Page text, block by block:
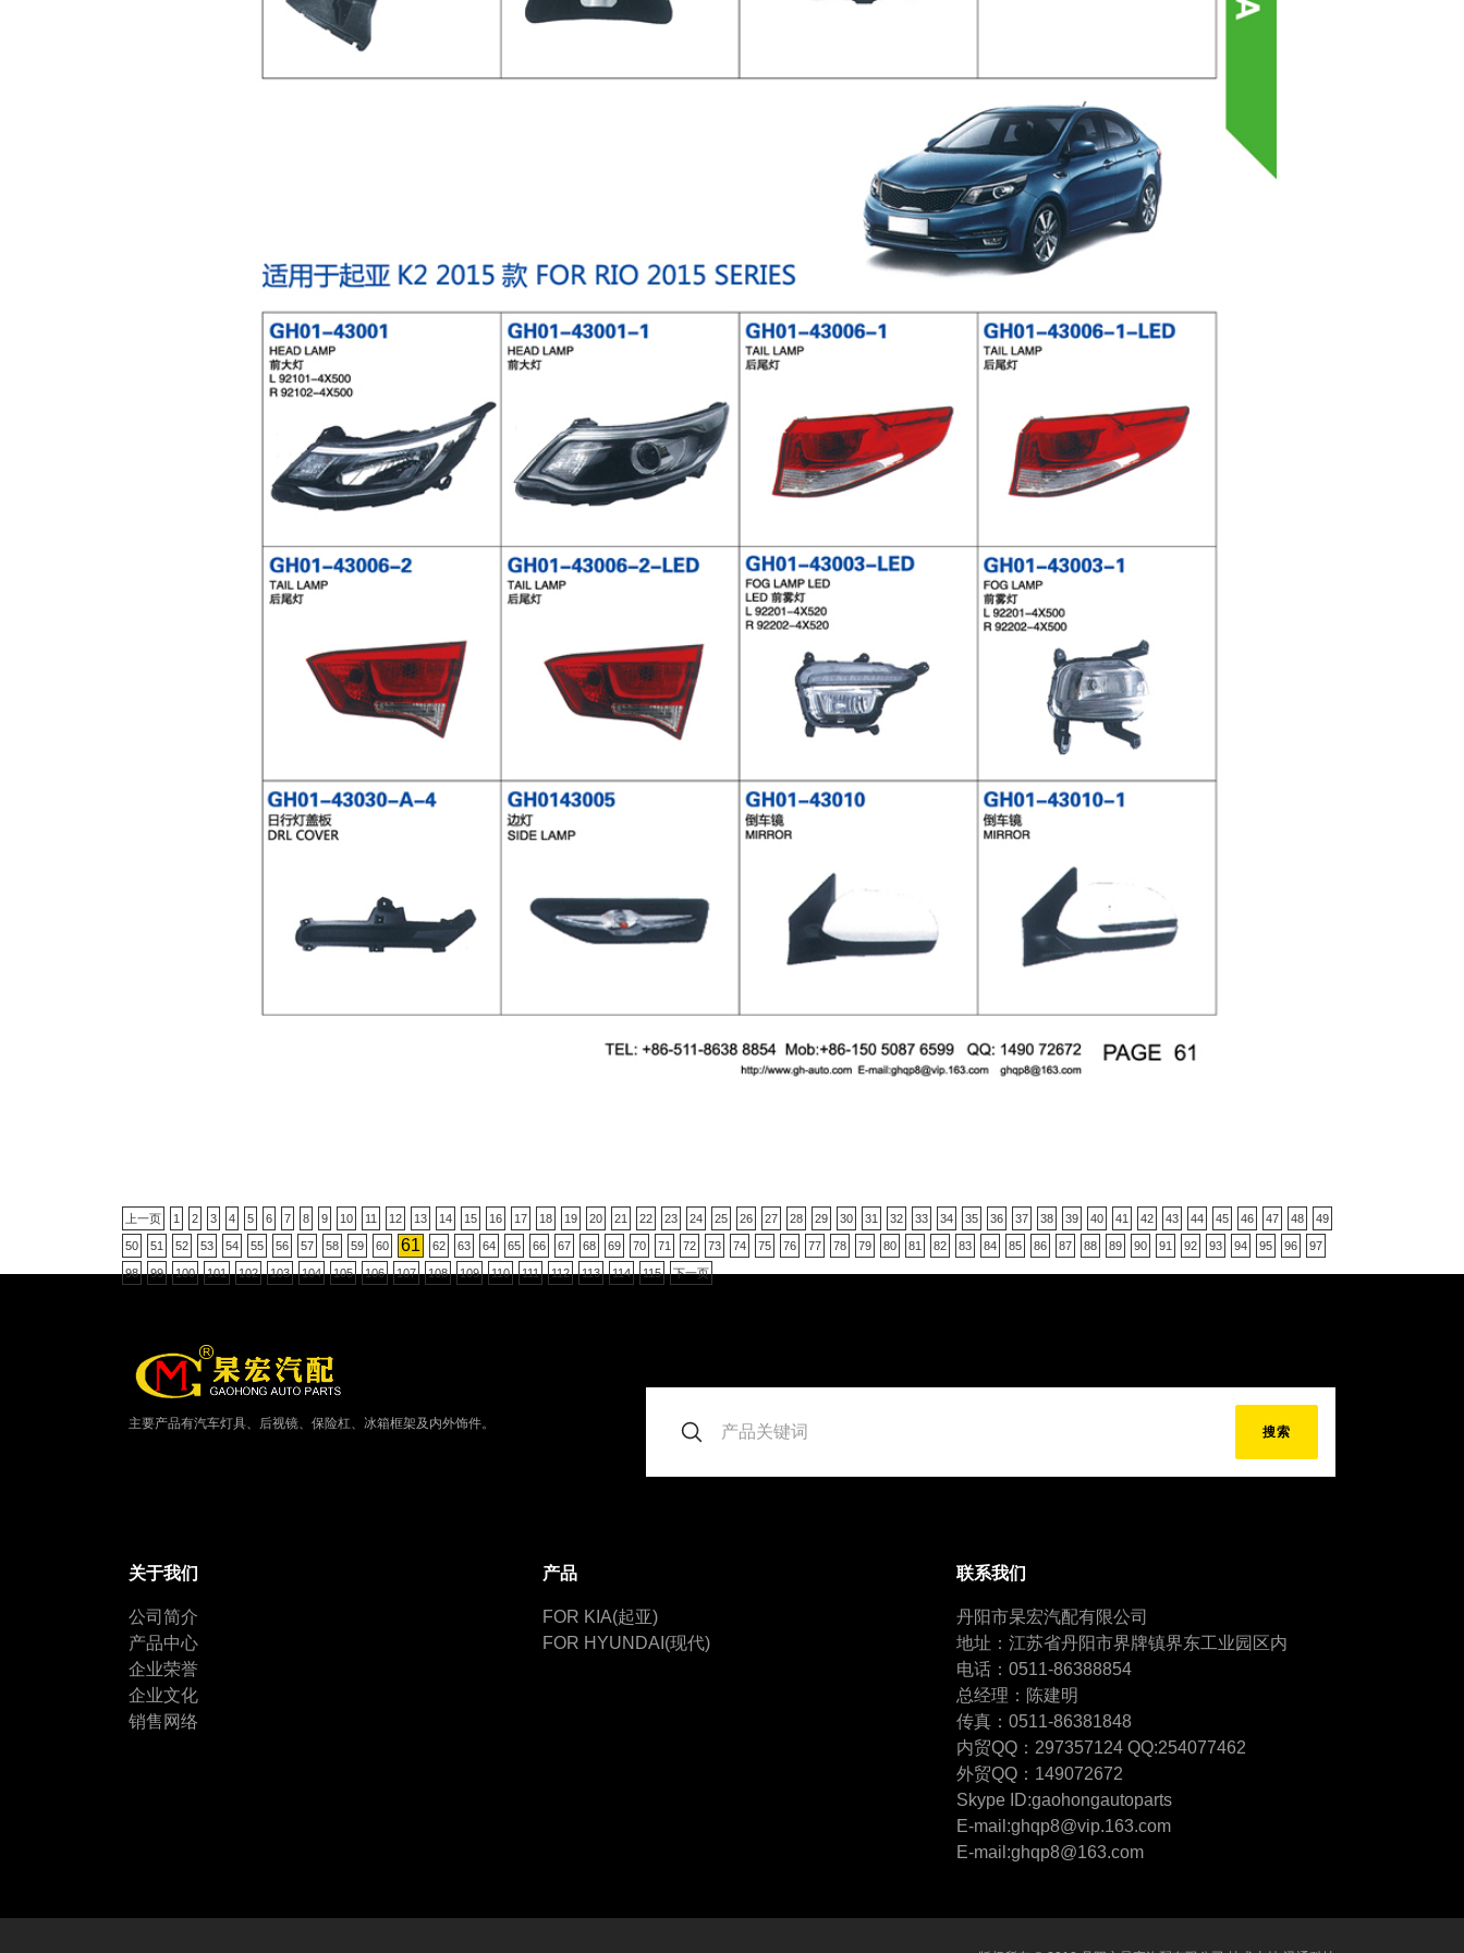
上一页 1 2 3 4 5 6 7 8 9 10 11 12 13 14 15 16 17 18 19 20 21 22 23 24 25 26 27 28 29 30 31 32 33 34 35 36 37 38 39 40 41 42 43 44 45 46 47 48 49
50 51 52 53 54 55 56 57 58 59 60 61 62 63 64 65 66 67 68 69 70 71 72 73 74 75 76 77 78 79 80 81 82 83 84 85 86 87 88 89 90 91 92 93 94 95 96 97
98 99 100 101 102 103 104 105 106 107 108 109 110 111 112 113 114 115 下一页
主要产品有汽车灯具、后视镜、保险杠、冰箱框架及内外饰件。
搜索
关于我们
公司简介
产品中心
企业荣誉
企业文化
销售网络
产品
FOR KIA(起亚)
FOR HYUNDAI(现代)
联系我们
丹阳市杲宏汽配有限公司
地址：江苏省丹阳市界牌镇界东工业园区内
电话：0511-86388854
总经理：陈建明
传真：0511-86381848
内贸QQ：297357124 QQ:254077462
外贸QQ：149072672
Skype ID:gaohongautoparts
E-mail:ghqp8@vip.163.com
E-mail:ghqp8@163.com